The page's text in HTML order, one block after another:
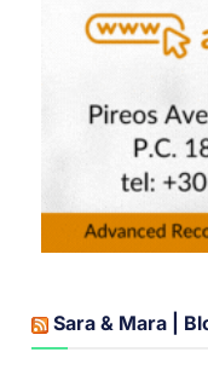
Sara & Mara |